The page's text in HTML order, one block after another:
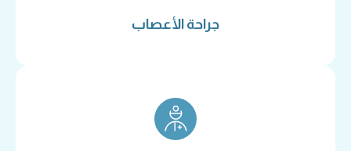
جراحة الأعصاب